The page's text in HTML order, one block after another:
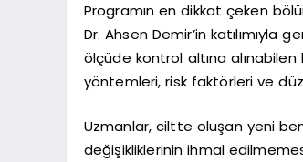
Programın en dikkat çeken
Dr. Ahsen Demir’in
ölçüde kontrol altına
yöntemleri, risk faktörleri ve
Uzmanlar, ciltte oluşan yeni
değişikliklerinin ihmal